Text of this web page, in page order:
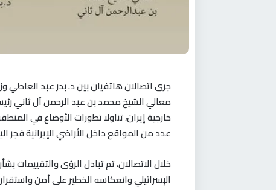
معالي الشيخ محمد بن عبد الرحمن آل ثاني
خارجية إيران، تناولا تطورات الأوضاع في
عدد من المواقع داخل الأراضي الإيرانية فجر
خلال الاتصالان، تم تبادل الرؤى والتقييمات
الإسرائيلي وانعكاسه الخطير على أمن